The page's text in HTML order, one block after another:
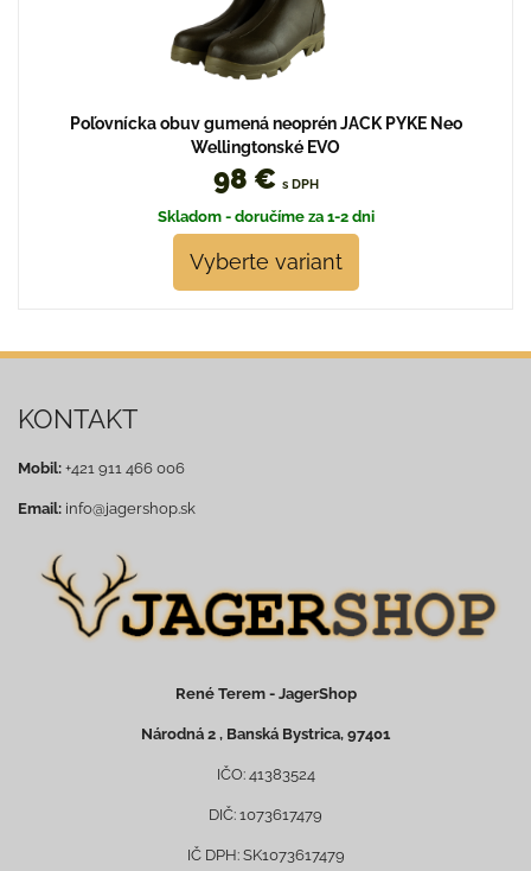
Poľovnícka obuv gumená neoprén JACK PYKE Neo
Wellingtonské EVO
98 € s DPH
Skladom - doručíme za 1-2 dni
Vyberte variant
KONTAKT
Mobil: +421 911 466 006
Email: info@jagershop.sk
René Terem - JagerShop
Národná 2 , Banská Bystrica, 97401
IČO: 41383524
DIČ: 1073617479
IČ DPH: SK1073617479